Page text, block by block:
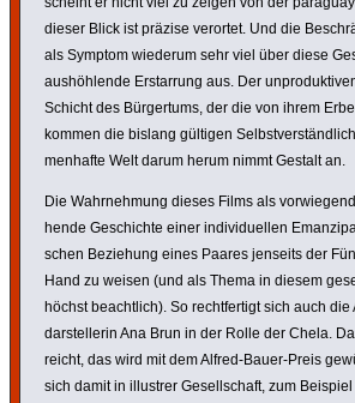
dieser Blick ist präzise verortet. Und die
als Symptom wiederum sehr viel über diese
aushöh­lende Erstar­rung aus. Der
Schicht des Bürger­tums, der die von ihrem
kommen die bislang gültigen
men­hafte Welt darum herum nimmt Gestalt an.
Die Wahr­neh­mung dieses Films als
hende Geschichte einer indi­vi­du­ellen
schen Beziehung eines Paares jenseits der
Hand zu weisen (und als Thema in diesem
höchst beacht­lich). So recht­fer­tigt sich auch
dar­stel­lerin Ana Brun in der Rolle der Chela.
reicht, das wird mit dem Alfred-Bauer-Preis
sich damit in illustrer Gesell­schaft, zum